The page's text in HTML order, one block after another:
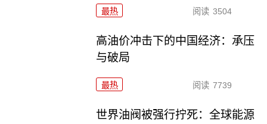
最热 阅读 3504
高油价冲击下的中国经济：承压
与破局
最热 阅读 7739
世界油阀被强行拧死：全球能源